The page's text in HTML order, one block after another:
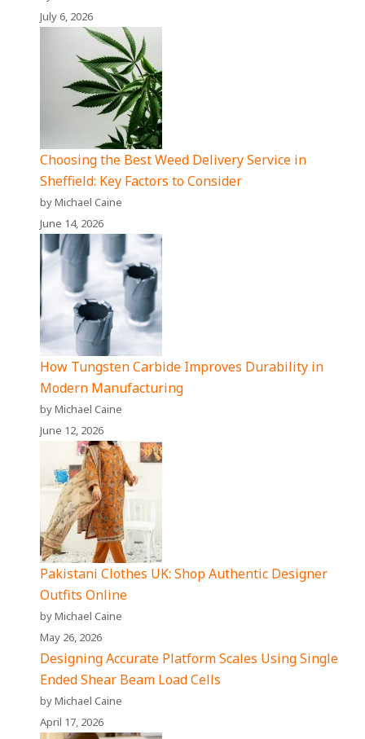
July 6, 2026
Choosing the Best Weed Delivery Service in
Sheffield: Key Factors to Consider
by Michael Caine
June 14, 2026
How Tungsten Carbide Improves Durability in
Modern Manufacturing
by Michael Caine
June 12, 2026
Pakistani Clothes UK: Shop Authentic Designer
Outfits Online
by Michael Caine
May 26, 2026
Designing Accurate Platform Scales Using Single
Ended Shear Beam Load Cells
by Michael Caine
April 17, 2026